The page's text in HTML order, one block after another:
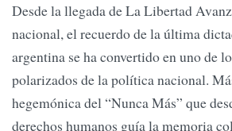
Desde la llegada de La Libertad
nacional, el recuerdo de la última
argentina se ha convertido en uno de
polarizados de la política nacional.
hegemónica del “Nunca Más” que
derechos humanos guía la memoria